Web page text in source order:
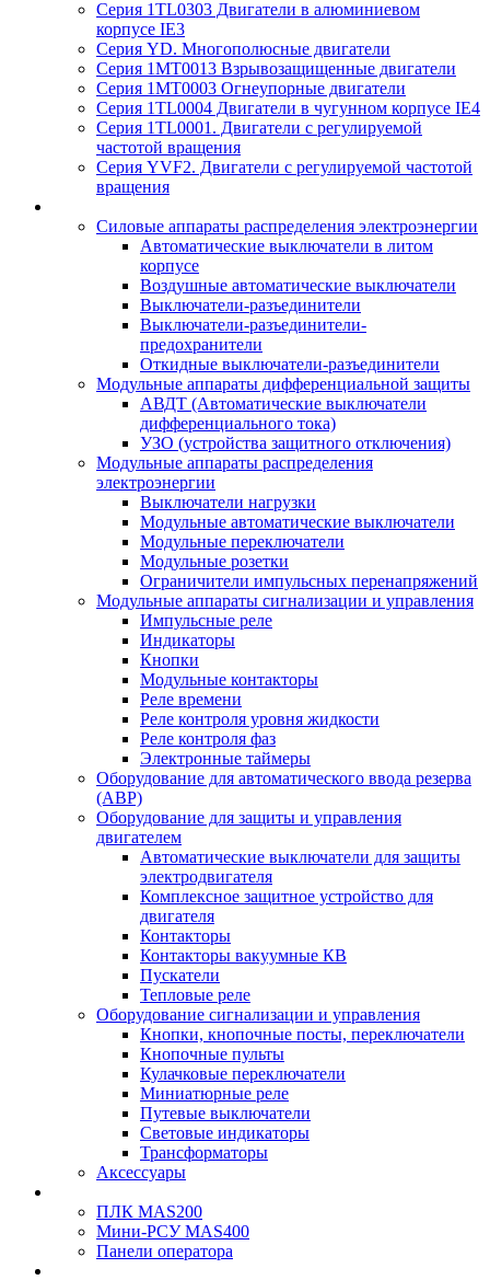
Серия 1TL0303 Двигатели в алюминиевом
корпусе IE3
Серия YD. Многополюсные двигатели
Серия 1MT0013 Взрывозащищенные двигатели
Серия 1MT0003 Огнеупорные двигатели
Серия 1TL0004 Двигатели в чугунном корпусе IE4
Серия 1TL0001. Двигатели с регулируемой
частотой вращения
Серия YVF2. Двигатели с регулируемой частотой
вращения
Силовые аппараты распределения электроэнергии
Автоматические выключатели в литом
корпусе
Воздушные автоматические выключатели
Выключатели-разъединители
Выключатели-разъединители-
предохранители
Откидные выключатели-разъединители
Модульные аппараты дифференциальной защиты
АВДТ (Автоматические выключатели
дифференциального тока)
УЗО (устройства защитного отключения)
Модульные аппараты распределения
электроэнергии
Выключатели нагрузки
Модульные автоматические выключатели
Модульные переключатели
Модульные розетки
Ограничители импульсных перенапряжений
Модульные аппараты сигнализации и управления
Импульсные реле
Индикаторы
Кнопки
Модульные контакторы
Реле времени
Реле контроля уровня жидкости
Реле контроля фаз
Электронные таймеры
Оборудование для автоматического ввода резерва
(АВР)
Оборудование для защиты и управления
двигателем
Автоматические выключатели для защиты
электродвигателя
Комплексное защитное устройство для
двигателя
Контакторы
Контакторы вакуумные КВ
Пускатели
Тепловые реле
Оборудование сигнализации и управления
Кнопки, кнопочные посты, переключатели
Кнопочные пульты
Кулачковые переключатели
Миниатюрные реле
Путевые выключатели
Световые индикаторы
Трансформаторы
Аксессуары
ПЛК MAS200
Мини-РСУ MAS400
Панели оператора